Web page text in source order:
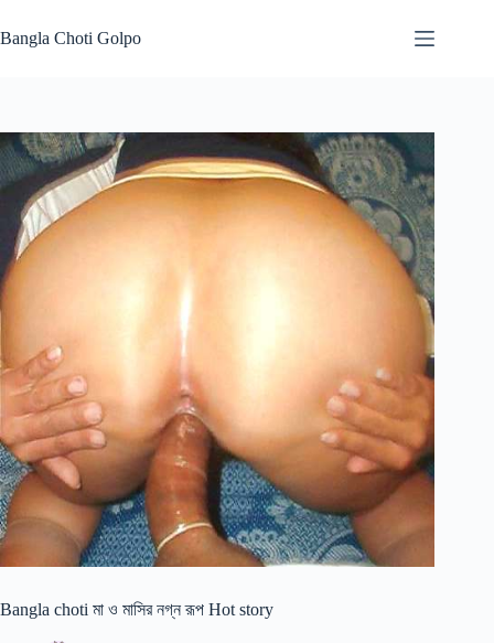
to
content
Bangla Choti Golpo
Bangla choti মা ও মাসির নগ্ন রূপ Hot story